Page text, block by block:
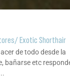
/Exotic Shorthair
de todo desde la
bañarse etc